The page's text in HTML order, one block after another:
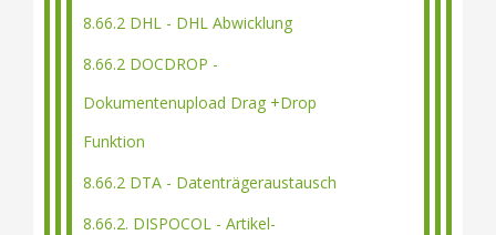
8.66.2 DHL - DHL Abwicklung
8.66.2 DOCDROP -
Dokumentenupload Drag +Drop
Funktion
8.66.2 DTA - Datenträgeraustausch
8.66.2. DISPOCOL - Artikel-